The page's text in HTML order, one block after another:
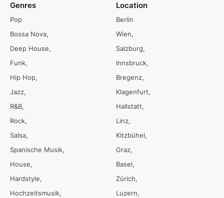
Genres
Pop
Bossa Nova
Deep House
Funk
Hip Hop
Jazz
R&B
Rock
Salsa
Spanische Musik
House
Hardstyle
Hochzeitsmusik
Location
Berlin
Wien
Salzburg
Innsbruck
Bregenz
Klagenfurt
Hallstatt
Linz
Kitzbühel
Graz
Basel
Zürich
Luzern